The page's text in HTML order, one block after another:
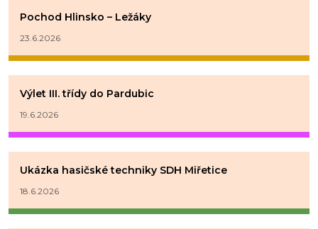
Pochod Hlinsko – Ležáky
23.6.2026
Výlet III. třídy do Pardubic
19.6.2026
Ukázka hasičské techniky SDH Miřetice
18.6.2026